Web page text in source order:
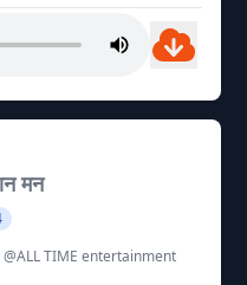
मन
@ALL TIME entertainment